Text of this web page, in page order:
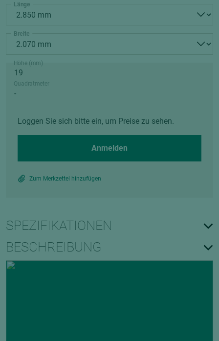
Länge
Breite
Höhe (mm)
Quadratmeter
Loggen Sie sich bitte ein, um Preise zu sehen.
Anmelden
Zum Merkzettel hinzufügen
SPEZIFIKATIONEN
BESCHREIBUNG